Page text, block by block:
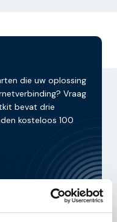
die uw oplossing
Vraag
bevat drie
kosteloos 100